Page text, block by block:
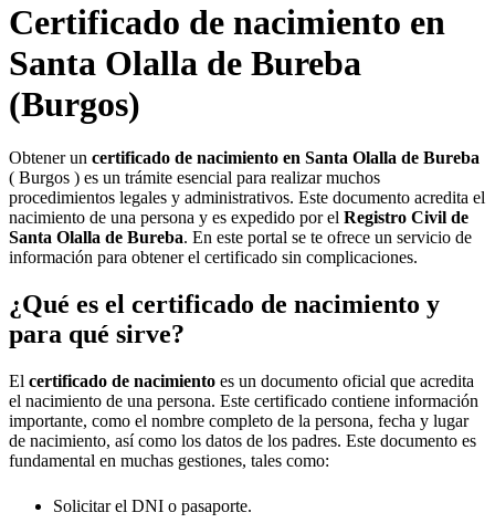
Certificado de nacimiento en
Santa Olalla de Bureba
(Burgos)
Obtener un certificado de nacimiento en Santa Olalla de Bureba
( Burgos ) es un trámite esencial para realizar muchos
procedimientos legales y administrativos. Este documento acredita el
nacimiento de una persona y es expedido por el Registro Civil de
Santa Olalla de Bureba. En este portal se te ofrece un servicio de
información para obtener el certificado sin complicaciones.
¿Qué es el certificado de nacimiento y
para qué sirve?
El certificado de nacimiento es un documento oficial que acredita
el nacimiento de una persona. Este certificado contiene información
importante, como el nombre completo de la persona, fecha y lugar
de nacimiento, así como los datos de los padres. Este documento es
fundamental en muchas gestiones, tales como:
Solicitar el DNI o pasaporte.